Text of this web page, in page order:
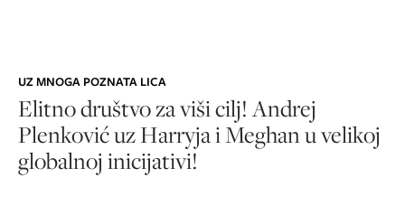
UZ MNOGA POZNATA LICA
Elitno društvo za viši cilj! Andrej
Plenković uz Harryja i Meghan u velikoj
globalnoj inicijativi!